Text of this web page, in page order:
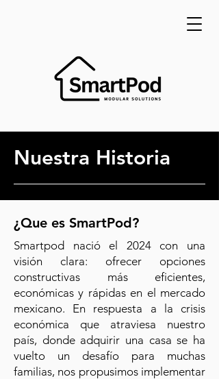
Nuestra Historia
¿Que es SmartPod?
Smartpod nació el 2024 con una
visión clara: ofrecer opciones
constructivas más eficientes,
económicas y rápidas en el mercado
mexicano. En respuesta a la crisis
económica que atraviesa nuestro
país, donde adquirir una casa se ha
vuelto un desafío para muchas
familias, nos propusimos implementar